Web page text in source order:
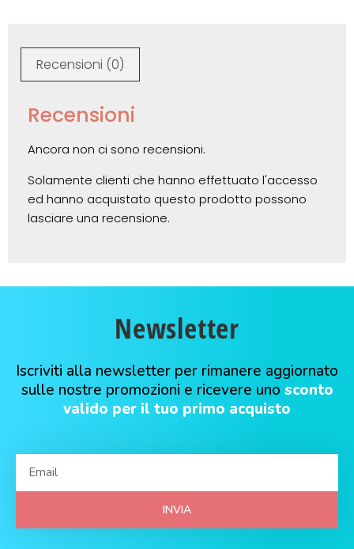
Recensioni (0)
Recensioni
Ancora non ci sono recensioni.
Solamente clienti che hanno effettuato l'accesso
ed hanno acquistato questo prodotto possono
lasciare una recensione.
Newsletter
Iscriviti alla newsletter per rimanere aggiornato
sulle nostre promozioni e ricevere uno sconto
valido per il tuo primo acquisto
INVIA